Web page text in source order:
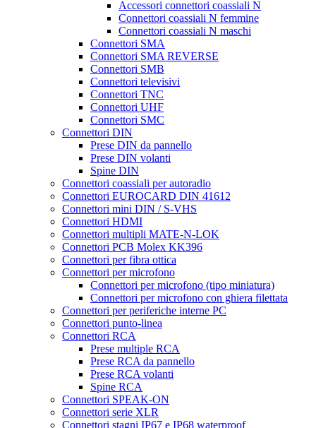
Accessori connettori coassiali N
Connettori coassiali N femmine
Connettori coassiali N maschi
Connettori SMA
Connettori SMA REVERSE
Connettori SMB
Connettori televisivi
Connettori TNC
Connettori UHF
Connettori SMC
Connettori DIN
Prese DIN da pannello
Prese DIN volanti
Spine DIN
Connettori coassiali per autoradio
Connettori EUROCARD DIN 41612
Connettori mini DIN / S-VHS
Connettori HDMI
Connettori multipli MATE-N-LOK
Connettori PCB Molex KK396
Connettori per fibra ottica
Connettori per microfono
Connettori per microfono (tipo miniatura)
Connettori per microfono con ghiera filettata
Connettori per periferiche interne PC
Connettori punto-linea
Connettori RCA
Prese multiple RCA
Prese RCA da pannello
Prese RCA volanti
Spine RCA
Connettori SPEAK-ON
Connettori serie XLR
Connettori stagni IP67 e IP68 waterproof